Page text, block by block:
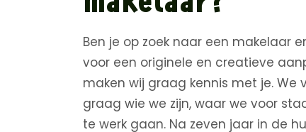
Ben je op zoek naar een makelaar
voor een originele en creatieve
maken wij graag kennis met je. We
graag wie we zijn, waar we voor
te werk gaan. Na zeven jaar in de